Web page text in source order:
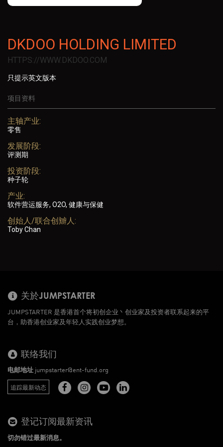
DKDOO HOLDING LIMITED
HTTPS://WWW.DKDOO.COM
只提示英文版本
项目资料
主轴产业:
零售
发展阶段:
评测期
投资阶段:
种子轮
产业:
软件营运服务, O2O, 健康与保健
创始人/联合创辧人:
Toby Chan
关於JUMPSTARTER
JUMPSTARTER 是香港首个将初创企业丶创业家及投资者联系起来的平
台，助香港创业家及年轻人实践创业梦想。
联络我们
电邮地址 jumpstarter@ent-fund.org
追踪最新动态
登记订阅最新资讯
切勿错过最新消息。